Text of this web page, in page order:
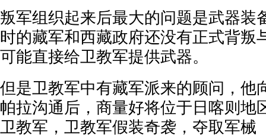
叛军组织起来后最大的问题是武器装
时的藏军和西藏政府还没有正式背叛
可能直接给卫教军提供武器。
但是卫教军中有藏军派来的顾问，他
帕拉沟通后，商量好将位于日喀则地
卫教军，卫教军假装奇袭，夺取军械